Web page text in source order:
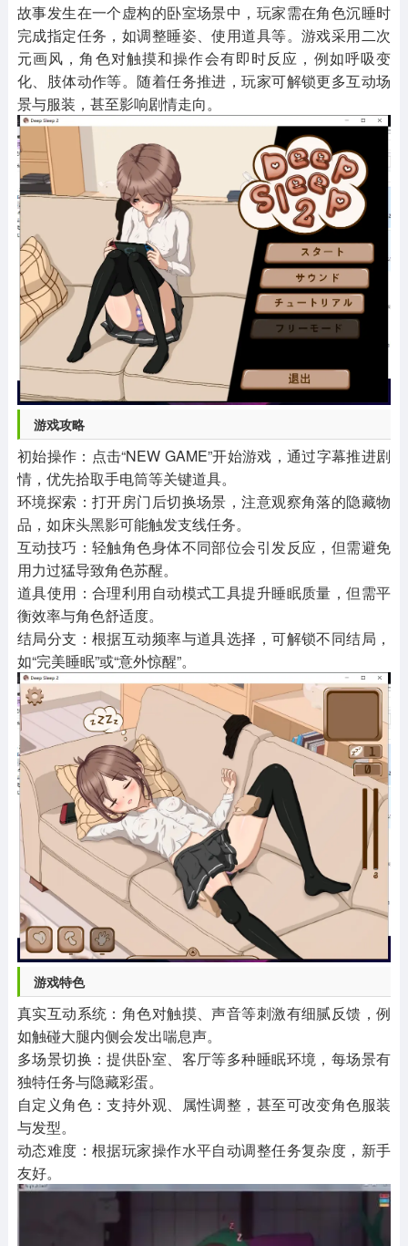
故事发生在一个虚构的卧室场景中，玩家需在角色沉睡时
完成指定任务，如调整睡姿、使用道具等。游戏采用二次
元画风，角色对触摸和操作会有即时反应，例如呼吸变
化、肢体动作等。随着任务推进，玩家可解锁更多互动场
景与服装，甚至影响剧情走向。
游戏攻略
初始操作：点击“NEW GAME”开始游戏，通过字幕推进剧
情，优先拾取手电筒等关键道具。
环境探索：打开房门后切换场景，注意观察角落的隐藏物
品，如床头黑影可能触发支线任务。
互动技巧：轻触角色身体不同部位会引发反应，但需避免
用力过猛导致角色苏醒。
道具使用：合理利用自动模式工具提升睡眠质量，但需平
衡效率与角色舒适度。
结局分支：根据互动频率与道具选择，可解锁不同结局，
如“完美睡眠”或“意外惊醒”。
游戏特色
真实互动系统：角色对触摸、声音等刺激有细腻反馈，例
如触碰大腿内侧会发出喘息声。
多场景切换：提供卧室、客厅等多种睡眠环境，每场景有
独特任务与隐藏彩蛋。
自定义角色：支持外观、属性调整，甚至可改变角色服装
与发型。
动态难度：根据玩家操作水平自动调整任务复杂度，新手
友好。